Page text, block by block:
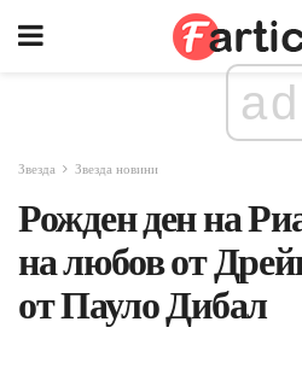
ad
Звезда Звезда новини
Рожден ден на
на любов от
от Пауло Дибал